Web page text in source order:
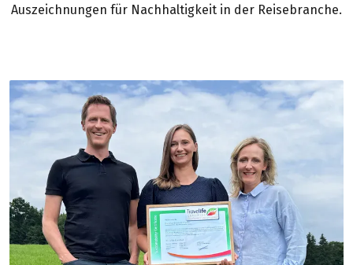
Auszeichnungen für Nachhaltigkeit in der Reisebranche.